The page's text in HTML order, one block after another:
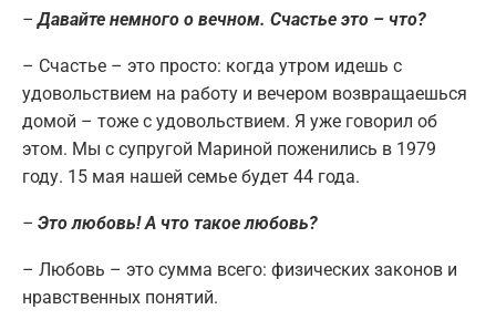
– Давайте немного о вечном. Счастье это – что?
– Счастье – это просто: когда утром идешь с
удовольствием на работу и вечером возвращаешься
домой – тоже с удовольствием. Я уже говорил об
этом. Мы с супругой Мариной поженились в 1979
году. 15 мая нашей семье будет 44 года.
– Это любовь! А что такое любовь?
– Любовь – это сумма всего: физических законов и
нравственных понятий.